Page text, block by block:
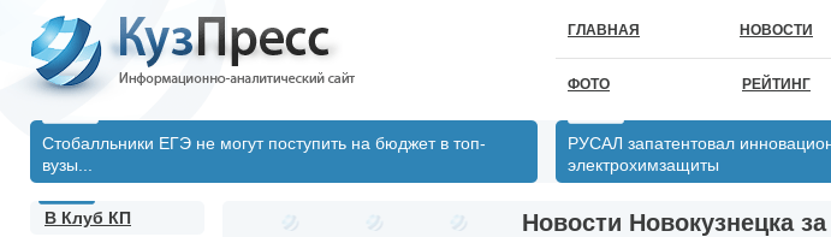
ГЛАВНАЯ НОВОСТИ
ФОТО РЕЙТИНГ
Стобалльники ЕГЭ не могут поступить на бюджет в топ-
вузы...
РУСАЛ запатентовал
электрохимзащиты
В Клуб КП Новости Новокузнецка за